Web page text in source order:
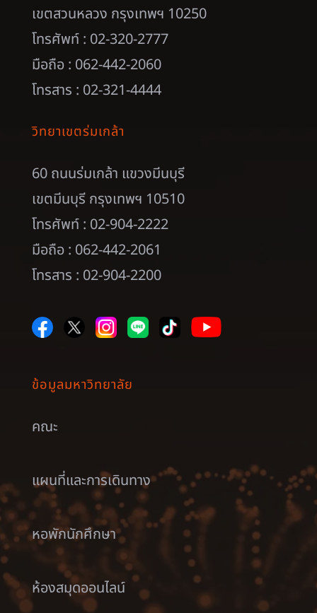
เขตสวนหลวง กรุงเทพฯ 10250
โทรศัพท์ : 02-320-2777
มือถือ : 062-442-2060
โทรสาร : 02-321-4444
วิทยาเขตร่มเกล้า
60 ถนนร่มเกล้า แขวงมีนบุรี
เขตมีนบุรี กรุงเทพฯ 10510
โทรศัพท์ : 02-904-2222
มือถือ : 062-442-2061
โทรสาร : 02-904-2200
ข้อมูลมหาวิทยาลัย
คณะ
แผนที่และการเดินทาง
หอพักนักศึกษา
ห้องสมุดออนไลน์